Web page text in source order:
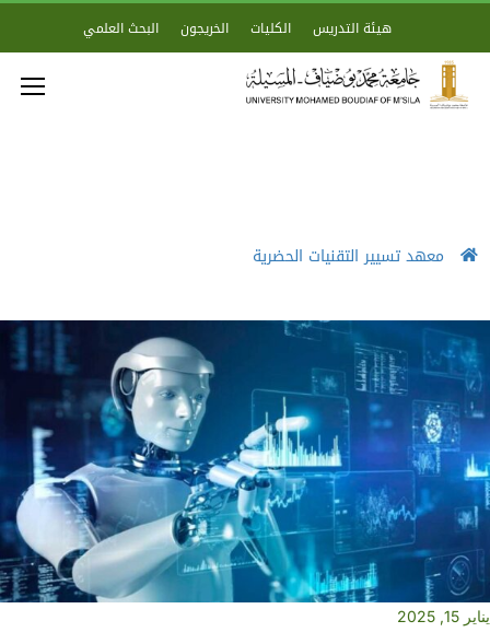
هيئة التدريس الكليات الخريجون البحث العلمي
معهد تسيير التقنيات الحضرية
يناير 15, 2025